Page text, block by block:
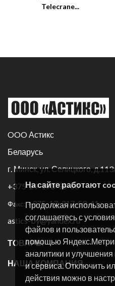
На сайте работают
Продолжая
соглашаетесь с
файлов и
помощью
аналитики и улучшения
и сервиса. Отключить
действия можно в
Telecrane...
OOO Астикс
Беларусь
г. Минск, ул. Селицкого,
+375-29-170-96-60
Факс:+375-17-317-59-41
astics-by@yandex.ru
ТОВАРЫ
НАША КОМПАНИЯ